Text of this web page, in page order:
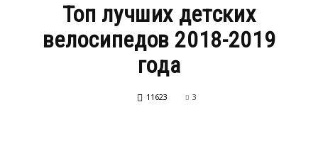
Топ лучших детских
велосипедов 2018-2019
года
11623 3